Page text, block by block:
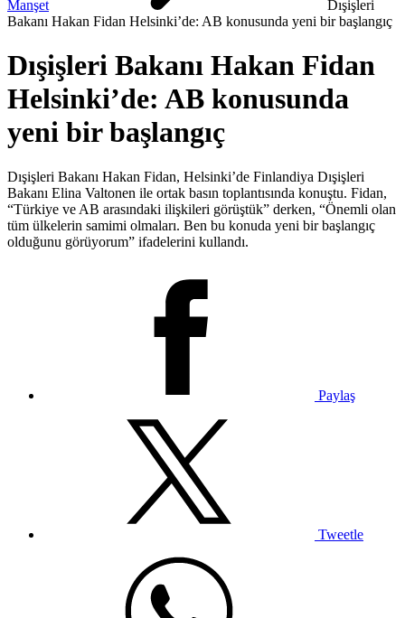
Manşet
Dışişleri
Bakanı Hakan Fidan Helsinki’de: AB konusunda yeni bir başlangıç
Dışişleri Bakanı Hakan Fidan
Helsinki’de: AB konusunda
yeni bir başlangıç
Dışişleri Bakanı Hakan Fidan, Helsinki’de Finlandiya Dışişleri
Bakanı Elina Valtonen ile ortak basın toplantısında konuştu. Fidan,
“Türkiye ve AB arasındaki ilişkileri görüştük” derken, “Önemli olan
tüm ülkelerin samimi olmaları. Ben bu konuda yeni bir başlangıç
olduğunu görüyorum” ifadelerini kullandı.
Paylaş
Tweetle